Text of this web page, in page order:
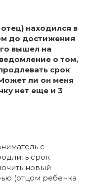
находился в
до достижения
вышел на
о том,
срок
ли он меня
нет еще и 3
с
срок
новый
(отцом ребенка